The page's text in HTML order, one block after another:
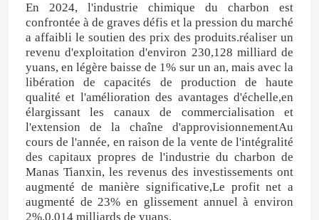
En 2024, l'industrie chimique du charbon est
confrontée à de graves défis et la pression du marché
a affaibli le soutien des prix des produits.réaliser un
revenu d'exploitation d'environ 230,128 milliard de
yuans, en légère baisse de 1% sur un an, mais avec la
libération de capacités de production de haute
qualité et l'amélioration des avantages d'échelle,en
élargissant les canaux de commercialisation et
l'extension de la chaîne d'approvisionnementAu
cours de l'année, en raison de la vente de l'intégralité
des capitaux propres de l'industrie du charbon de
Manas Tianxin, les revenus des investissements ont
augmenté de manière significative,Le profit net a
augmenté de 23% en glissement annuel à environ
2%.0,014 milliards de yuans.